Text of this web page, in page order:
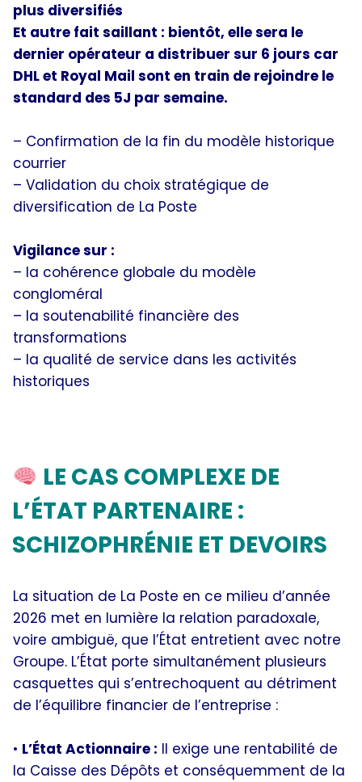
plus diversifiés
Et autre fait saillant : bientôt, elle sera le
dernier opérateur a distribuer sur 6 jours car
DHL et Royal Mail sont en train de rejoindre le
standard des 5J par semaine.
– Confirmation de la fin du modèle historique
courrier
– Validation du choix stratégique de
diversification de La Poste
Vigilance sur :
– la cohérence globale du modèle
congloméral
– la soutenabilité financière des
transformations
– la qualité de service dans les activités
historiques
LE CAS COMPLEXE DE
L’ÉTAT PARTENAIRE :
SCHIZOPHRÉNIE ET DEVOIRS
La situation de La Poste en ce milieu d’année
2026 met en lumière la relation paradoxale,
voire ambiguë, que l’État entretient avec notre
Groupe. L’État porte simultanément plusieurs
casquettes qui s’entrechoquent au détriment
de l’équilibre financier de l’entreprise :
• L’État Actionnaire : Il exige une rentabilité de
la Caisse des Dépôts et conséquemment de la